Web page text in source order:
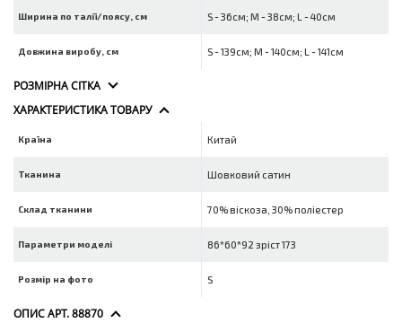
Ширина по талії/поясу, см S - 36см; M - 38см; L - 40см
Довжина виробу, см S - 139см; M - 140см; L - 141см
РОЗМІРНА СІТКА
ХАРАКТЕРИСТИКА ТОВАРУ
Країна Китай
Тканина Шовковий сатин
Склад тканини 70% віскоза, 30% поліестер
Параметри моделі 86*60*92 зріст 173
Розмір на фото S
ОПИС АРТ. 88870